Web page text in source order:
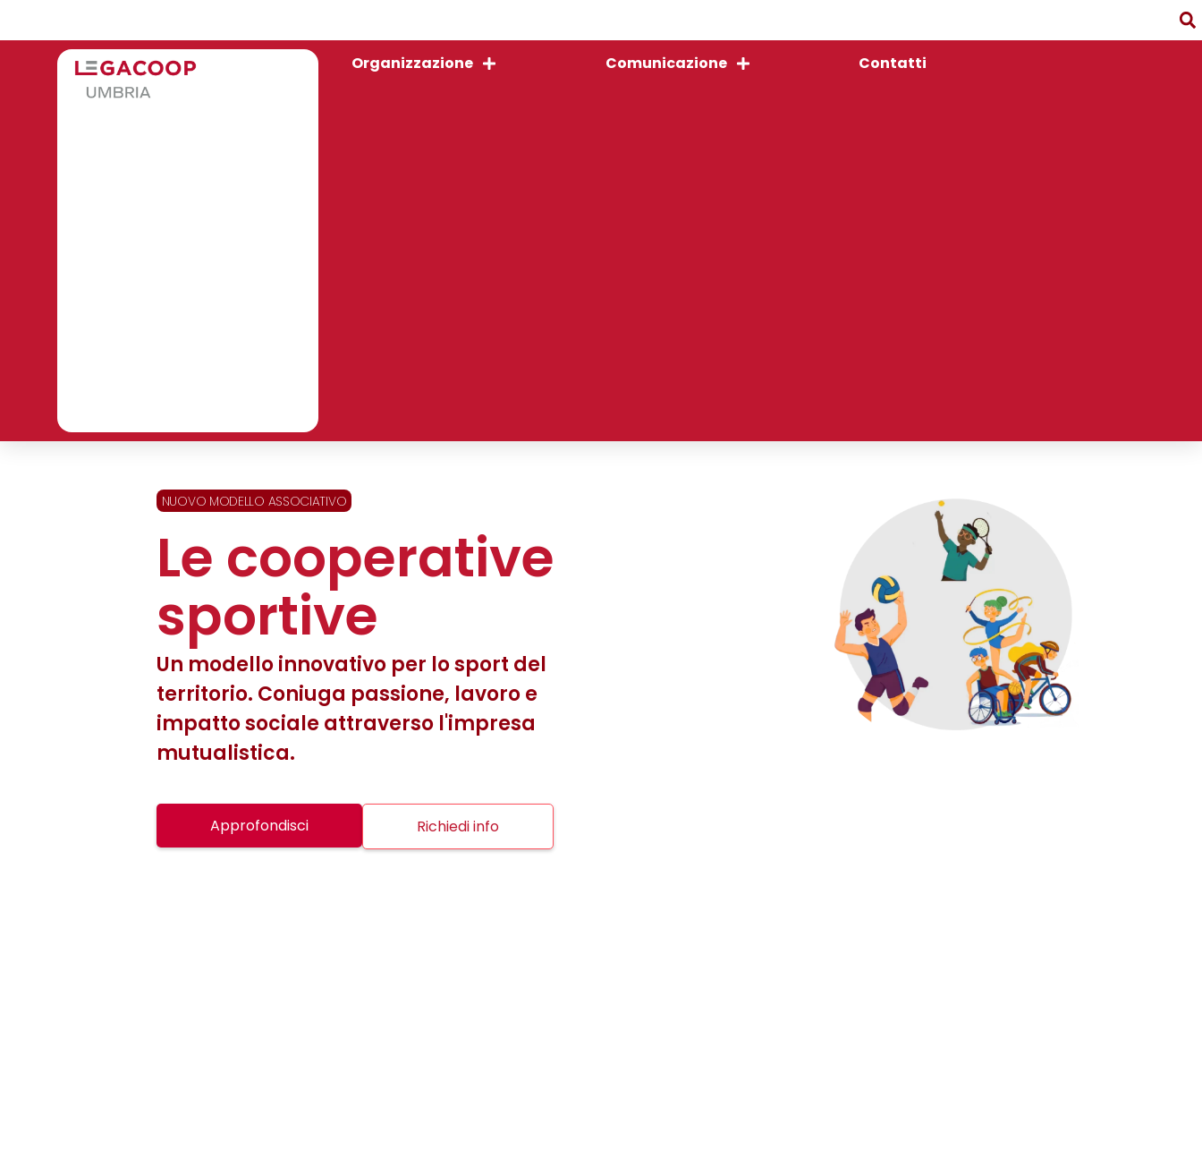
Organizzazione Comunicazione Contatti
NUOVO MODELLO ASSOCIATIVO
Le cooperative
sportive
Un modello innovativo per lo sport del
territorio. Coniuga passione, lavoro e
impatto sociale attraverso l'impresa
mutualistica.
Approfondisci Richiedi info